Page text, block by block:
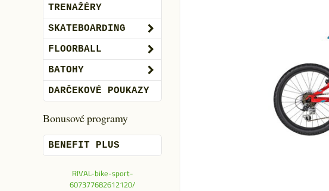
TRENAŽÉRY
SKATEBOARDING
FLOORBALL
BATOHY
DARČEKOVÉ POUKAZY
Bonusové programy
BENEFIT PLUS
RIVAL-bike-sport-
607377682612120/